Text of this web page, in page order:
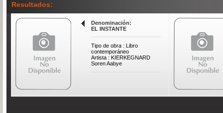
Resultados:
Denominación:
EL INSTANTE
Tipo de obra : Libro
contemporáneo
Artista : KIERKEGNARD
Soren Aabye